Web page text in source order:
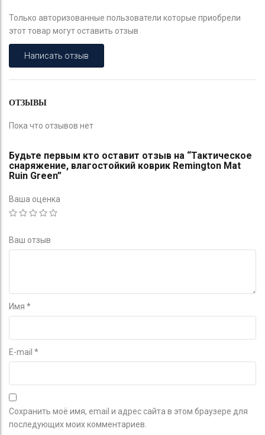
Только авторизованные пользователи которые приобрели
этот товар могут оставить отзыв
Написать отзыв
ОТЗЫВЫ
Пока что отзывов нет
Будьте первым кто оставит отзыв на “Тактическое
снаряжение, влагостойкий коврик Remington Mat
Ruin Green”
Ваша оценка
Ваш отзыв
Имя *
E-mail *
Сохранить моё имя, email и адрес сайта в этом браузере для
последующих моих комментариев.